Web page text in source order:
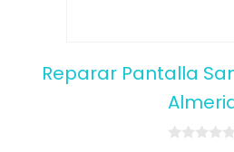
Reparar Pantalla